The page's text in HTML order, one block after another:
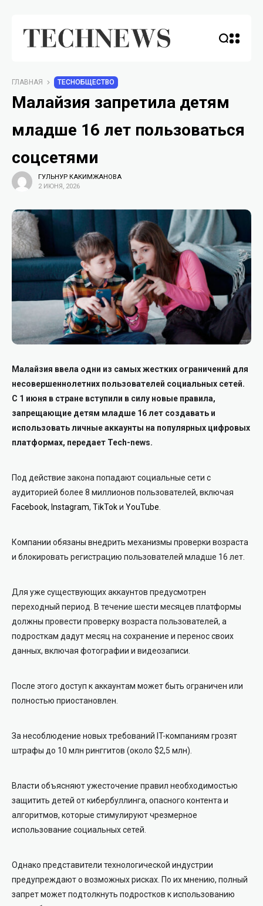
ГЛАВНАЯ TECHОБЩЕСТВО
Малайзия запретила детям
младше 16 лет пользоваться
соцсетями
ГУЛЬНУР КАКИМЖАНОВА
2 ИЮНЯ, 2026
Малайзия ввела одни из самых жестких ограничений для
несовершеннолетних пользователей социальных сетей.
С 1 июня в стране вступили в силу новые правила,
запрещающие детям младше 16 лет создавать и
использовать личные аккаунты на популярных цифровых
платформах, передает Tech-news.
Под действие закона попадают социальные сети с
аудиторией более 8 миллионов пользователей, включая
Facebook, Instagram, TikTokи YouTube
Компании обязаны внедрить механизмы проверки возраста
и блокировать регистрацию пользователей младше 16 лет.
Для уже существующих аккаунтов предусмотрен
переходный период. В течение шести месяцев платформы
должны провести проверку возраста пользователей, а
подросткам дадут месяц на сохранение и перенос своих
данных, включая фотографии и видеозаписи.
После этого доступ к аккаунтам может быть ограничен или
полностью приостановлен.
За несоблюдение новых требований IT-компаниям грозят
штрафы до 10 млн ринггитов (около $2,5 млн).
Власти объясняют ужесточение правил необходимостью
защитить детей от кибербуллинга, опасного контента и
алгоритмов, которые стимулируют чрезмерное
использование социальных сетей.
Однако представители технологической индустрии
предупреждают о возможных рисках. По их мнению, полный
запрет может подтолкнуть подростков к использованию